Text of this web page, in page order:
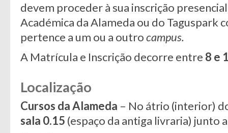
devem proceder à sua inscrição
Académica da Alameda ou do Taguspark
pertence a um ou a outrocampus.
A Matrícula e Inscrição decorre entre 8 e
Localização
Cursos da Alameda – No átrio (interior)
sala 0.15 (espaço da antiga livraria) junto